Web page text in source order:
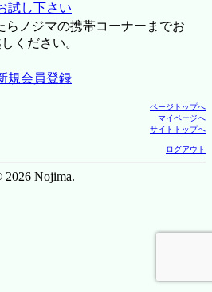
試し下さい
ノジマの携帯コーナーまでお
ください。
規会員登録
ページトップへ
マイページへ
サイトトップへ
ログアウト
2026 Nojima.